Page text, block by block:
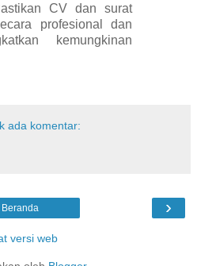
CV dan surat
profesional dan
kemungkinan
ada komentar:
›
Beranda
versi web